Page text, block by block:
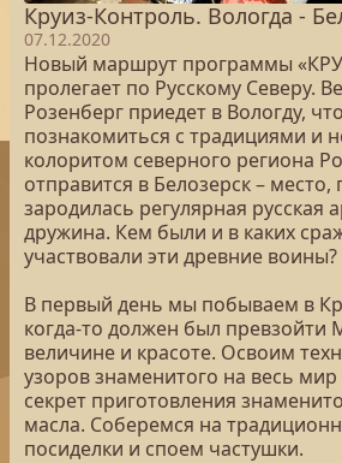
Круиз-Контроль. Вологда -
07.12.2020
Новый маршрут программы
пролегает по Русскому Северу.
Розенберг приедет в Вологду,
познакомиться с традициями и
колоритом северного региона
отправится в Белозерск –
зародилась регулярная русская
дружина. Кем были и в каких
участвовали эти древние воины?
В первый день мы побываем в
когда-то должен был превзойти
величине и красоте. Освоим
узоров знаменитого на весь
секрет приготовления
масла. Соберемся на
посиделки и споем частушки.